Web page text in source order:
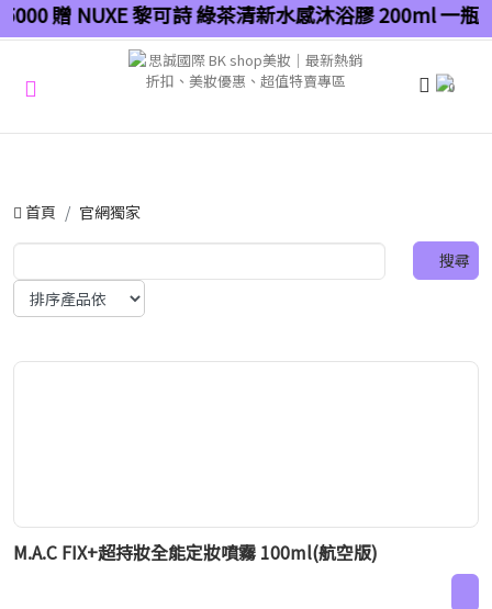
贈 NUXE 黎可詩 綠茶清新水感沐浴膠 200ml 一瓶（
0
首頁 官網獨家
M.A.C FIX+超持妝全能定妝噴霧 100ml(航空版)